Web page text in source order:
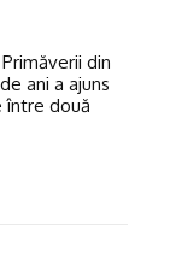
din
ani a ajuns
între două